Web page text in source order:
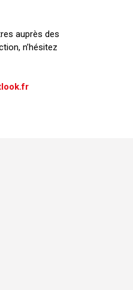
auprès des
n’hésitez